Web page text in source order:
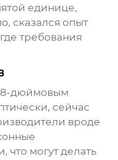
единице,
сказался опыт
требования
8-дюймовым
сейчас
вроде
что могут делать